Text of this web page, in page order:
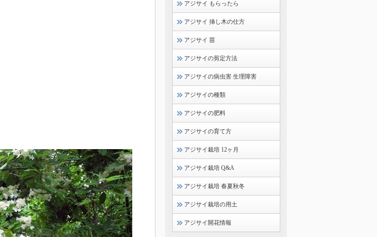
アジサイ もらったら
アジサイ 挿し木の仕方
アジサイ 苗
アジサイの剪定方法
アジサイの病虫害 生理障害
アジサイの種類
アジサイの肥料
アジサイの育て方
アジサイ栽培 12ヶ月
アジサイ栽培 Q&A
アジサイ栽培 春夏秋冬
アジサイ栽培の用土
アジサイ開花情報